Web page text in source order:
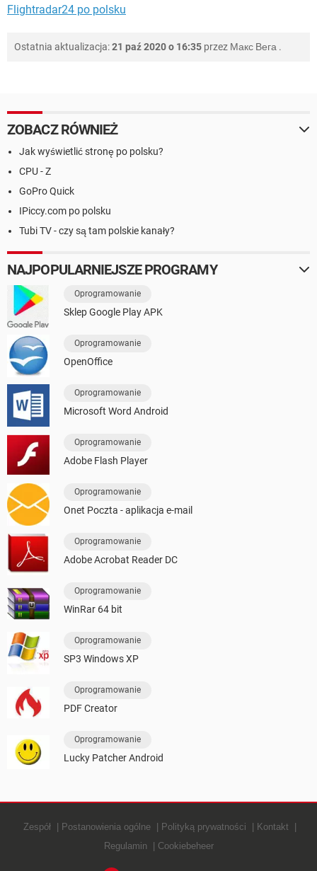
Flightradar24 po polsku
Ostatnia aktualizacja:21 paź 2020 o 16:35 przez Макс Вега .
ZOBACZ RÓWNIEŻ
Jak wyświetlić stronę po polsku?
CPU - Z
GoPro Quick
IPiccy.com po polsku
Tubi TV - czy są tam polskie kanały?
NAJPOPULARNIEJSZE PROGRAMY
Oprogramowanie
Sklep Google Play APK
Oprogramowanie
OpenOffice
Oprogramowanie
Microsoft Word Android
Oprogramowanie
Adobe Flash Player
Oprogramowanie
Onet Poczta - aplikacja e-mail
Oprogramowanie
Adobe Acrobat Reader DC
Oprogramowanie
WinRar 64 bit
Oprogramowanie
SP3 Windows XP
Oprogramowanie
PDF Creator
Oprogramowanie
Lucky Patcher Android
Zespół Postanowienia ogólne Polityką prywatności
Kontakt
Regulamin
Cookiebeheer